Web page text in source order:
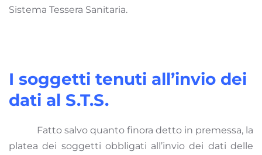
Sistema Tessera Sanitaria.
I soggetti tenuti all’invio dei
dati al S.T.S.
Fatto salvo quanto finora detto in premessa, la
platea dei soggetti obbligati all’invio dei dati delle